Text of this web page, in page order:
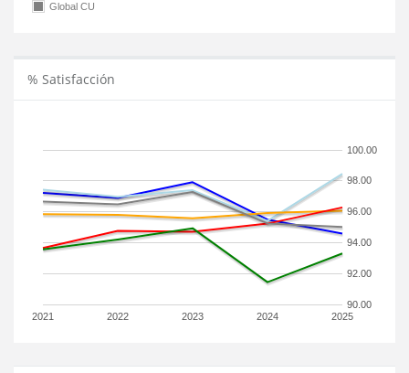
Global CU
% Satisfacción
2021 2022 2023 2024 2025
90.00
92.00
94.00
96.00
98.00
100.00